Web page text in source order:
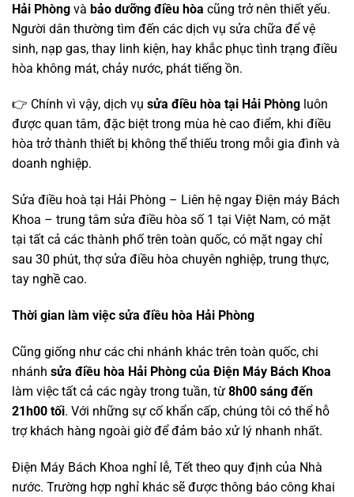
Hải Phòng và bảo dưỡng điều hòa cũng trở nên thiết yếu.
Người dân thường tìm đến các dịch vụ sửa chữa để vệ
sinh, nạp gas, thay linh kiện, hay khắc phục tình trạng điều
hòa không mát, chảy nước, phát tiếng ồn.
👉 Chính vì vậy, dịch vụ sửa điều hòa tại Hải Phòng luôn
được quan tâm, đặc biệt trong mùa hè cao điểm, khi điều
hòa trở thành thiết bị không thể thiếu trong mỗi gia đình và
doanh nghiệp.
Sửa điều hoà tại Hải Phòng – Liên hệ ngay Điện máy Bách
Khoa – trung tâm sửa điều hòa số 1 tại Việt Nam, có mặt
tại tất cả các thành phố trên toàn quốc, có mặt ngay chỉ
sau 30 phút, thợ sửa điều hòa chuyên nghiệp, trung thực,
tay nghề cao.
Thời gian làm việc sửa điều hòa Hải Phòng
Cũng giống như các chi nhánh khác trên toàn quốc, chi
nhánh sửa điều hòa Hải Phòng của Điện Máy Bách Khoa
làm việc tất cả các ngày trong tuần, từ 8h00 sáng đến
21h00 tối. Với những sự cố khẩn cấp, chúng tôi có thể hỗ
trợ khách hàng ngoài giờ để đảm bảo xử lý nhanh nhất.
Điện Máy Bách Khoa nghỉ lễ, Tết theo quy định của Nhà
nước. Trường hợp nghỉ khác sẽ được thông báo công khai